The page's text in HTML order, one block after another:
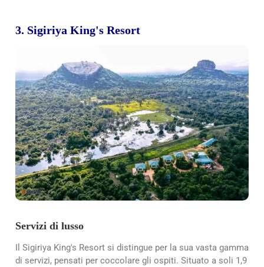
3. Sigiriya King's Resort
Servizi di lusso
Il Sigiriya King's Resort si distingue per la sua vasta gamma
di servizi, pensati per coccolare gli ospiti. Situato a soli 1,9